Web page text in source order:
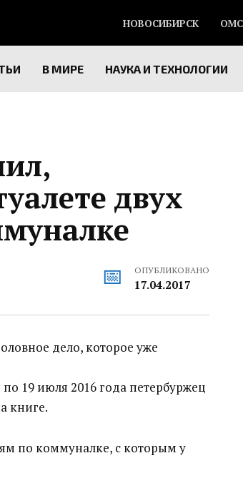
НОВОСИБИРСК
В МИРЕ НАУКА И ТЕХНОЛОГИИ
двух
ОПУБЛИКОВАНО
17.04.2017
дело, которое уже
19 июля 2016 года петербуржец
книге.
по коммуналке, с которым у